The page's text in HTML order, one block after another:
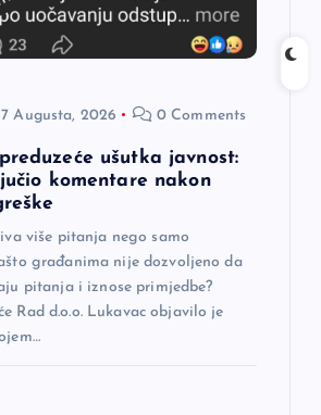
7 Augusta, 2026 0 Comments
ušutka javnost:
komentare nakon
više pitanja nego samo
građanima nije dozvoljeno da
pitanja i iznose primjedbe?
Rad d.o.o. Lukavac objavilo je